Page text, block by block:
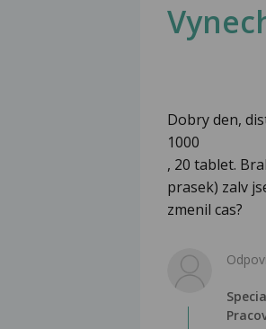
Dobry den,
1000
, 20 tablet.
prasek) zalv
zmenil cas?